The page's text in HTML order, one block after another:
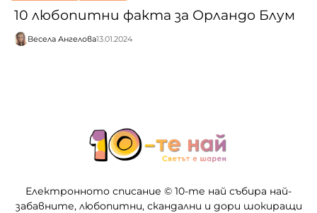
10 любопитни факта за Орландо Блум
Весела Ангелова13.01.2024
Електронното списание © 10-те най събира най-
забавните, любопитни, скандални и дори шокиращи